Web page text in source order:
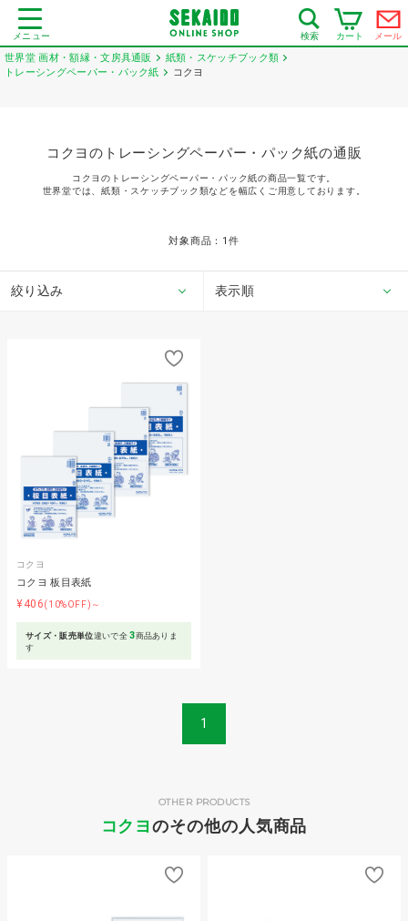
メニュー 検索 カート メール
世界堂 画材・額縁・文房具通販
紙類・スケッチブック類
トレーシングペーパー・パック紙
コクヨ
コクヨのトレーシングペーパー・パック紙の通販
コクヨのトレーシングペーパー・パック紙の商品一覧です。
世界堂では、紙類・スケッチブック類などを幅広くご用意しております。
対象商品： 1 件
絞り込み 表示順
コクヨ
コクヨ 板目表紙
¥406(10%OFF)～
サイズ・販売単位違いで全3商品ありま
す
1
コクヨのその他の人気商品
OTHER PRODUCTS